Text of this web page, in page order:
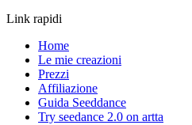
Link rapidi
Home
Le mie creazioni
Prezzi
Affiliazione
Guida Seeddance
Try seedance 2.0 on artta